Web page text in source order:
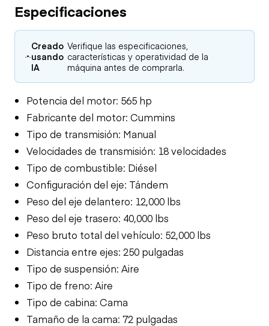
Especificaciones
Creado
usando
IA
Verifique las especificaciones,
características y operatividad de la
máquina antes de comprarla.
Potencia del motor: 565 hp
Fabricante del motor: Cummins
Tipo de transmisión: Manual
Velocidades de transmisión: 18 velocidades
Tipo de combustible: Diésel
Configuración del eje: Tándem
Peso del eje delantero: 12,000 lbs
Peso del eje trasero: 40,000 lbs
Peso bruto total del vehículo: 52,000 lbs
Distancia entre ejes: 250 pulgadas
Tipo de suspensión: Aire
Tipo de freno: Aire
Tipo de cabina: Cama
Tamaño de la cama: 72 pulgadas